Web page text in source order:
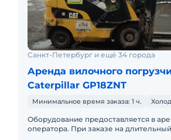
Санкт-Петербург и ещё 34 города
Аренда вилочного
Caterpillar GP18ZNT
Минимальное время заказа: 1 ч.
Оборудование предоставляется в
оператора. При заказе на